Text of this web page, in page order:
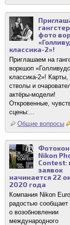
фото
классика-2»!
Приглашаем на
воркшоп
классика-2»! Карты,
стволы и
актёры-модели!
Откровенные,
сцены:...
Общие вопросы
Nikon
Contest:
заявок
начинается 22
2020 года
Компания Nikon
радостью сообщает
о возобновлении
международного